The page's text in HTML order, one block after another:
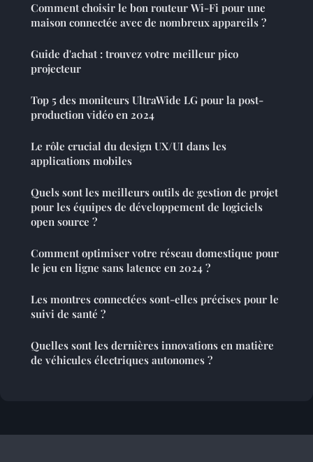
Comment choisir le bon routeur Wi-Fi pour une
maison connectée avec de nombreux appareils ?
Guide d'achat : trouvez votre meilleur pico
projecteur
Top 5 des moniteurs UltraWide LG pour la post-
production vidéo en 2024
Le rôle crucial du design UX/UI dans les
applications mobiles
Quels sont les meilleurs outils de gestion de projet
pour les équipes de développement de logiciels
open source ?
Comment optimiser votre réseau domestique pour
le jeu en ligne sans latence en 2024 ?
Les montres connectées sont-elles précises pour le
suivi de santé ?
Quelles sont les dernières innovations en matière
de véhicules électriques autonomes ?